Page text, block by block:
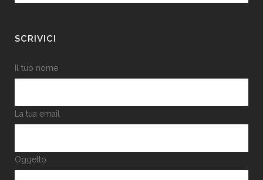
SCRIVICI
Il tuo nome
La tua email
Oggetto